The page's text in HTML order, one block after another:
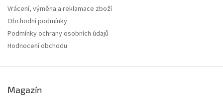
Vrácení, výměna a reklamace zboží
Obchodní podmínky
Podmínky ochrany osobních údajů
Hodnocení obchodu
Magazín